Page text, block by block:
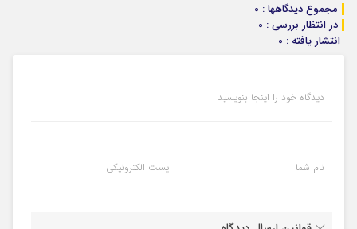
مجموع دیدگاهها : 0
در انتظار بررسی : 0
انتشار یافته : 0
دیدگاه خود را اینجا بنویسید
نام شما پست الکترونیکی